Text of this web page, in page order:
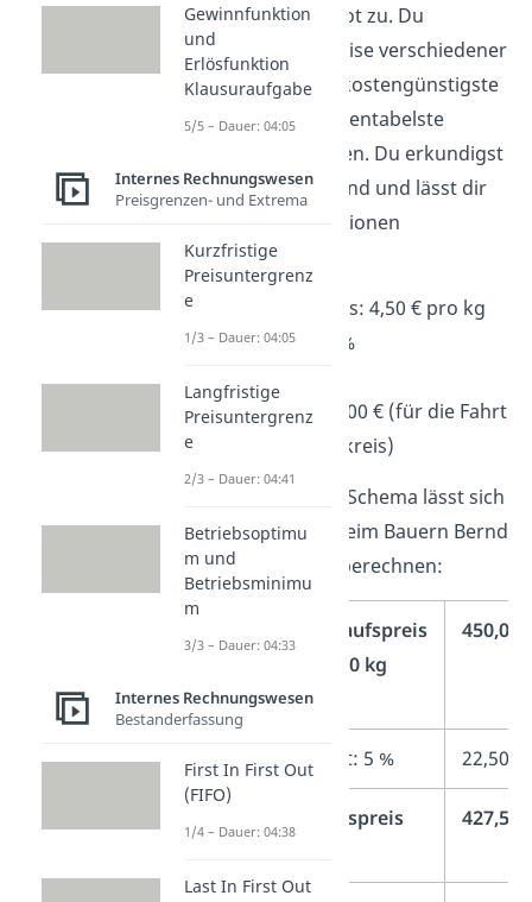
erstbesten Angebot zu. Du
vergleichst die Preise verschiedener
Anbieter, um das kostengünstigste
bzw. das für dich rentabelste
Ergebnis zu erzielen. Du erkundigst
dich bei Bauer Bernd und lässt dir
folgende Informationen
zukommen:
Listeneinkaufspreis: 4,50 € pro kg
Mengenrabatt: 5 %
Bezugskosten: 10,00 € (für die Fahrt
vom Nachbarlandkreis)
Nach dem obigen Schema lässt sich
der Bezugspreis beim Bauern Bernd
folgendermaßen berechnen:
Listeneinkaufspreis
(LEP) für 100 kg
Erdbeeren
450,00
Lieferrabatt: 5 % 22,50 €
Zieleinkaufspreis
427,50
Gewinnfunktion
und
Erlösfunktion
Klausuraufgabe
5/5 – Dauer: 04:05
Internes Rechnungswesen
Preisgrenzen- und Extrema
Kurzfristige
Preisuntergrenz
e
1/3 – Dauer: 04:05
Langfristige
Preisuntergrenz
e
2/3 – Dauer: 04:41
Betriebsoptimu
m und
Betriebsminimu
m
3/3 – Dauer: 04:33
Internes Rechnungswesen
Bestanderfassung
First In First Out
(FIFO)
1/4 – Dauer: 04:38
Last In First Out